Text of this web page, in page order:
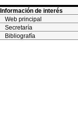
Información de interés
Web principal
Secretaría
Bibliografía